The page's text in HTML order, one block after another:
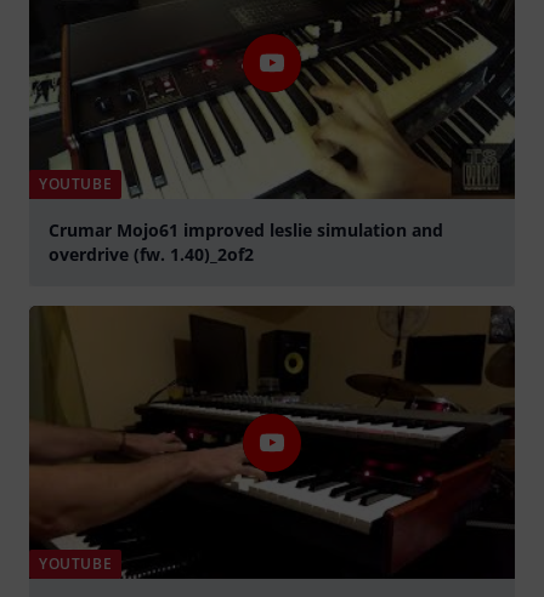
YOUTUBE
Crumar Mojo61 improved leslie simulation and
overdrive (fw. 1.40)_2of2
YOUTUBE